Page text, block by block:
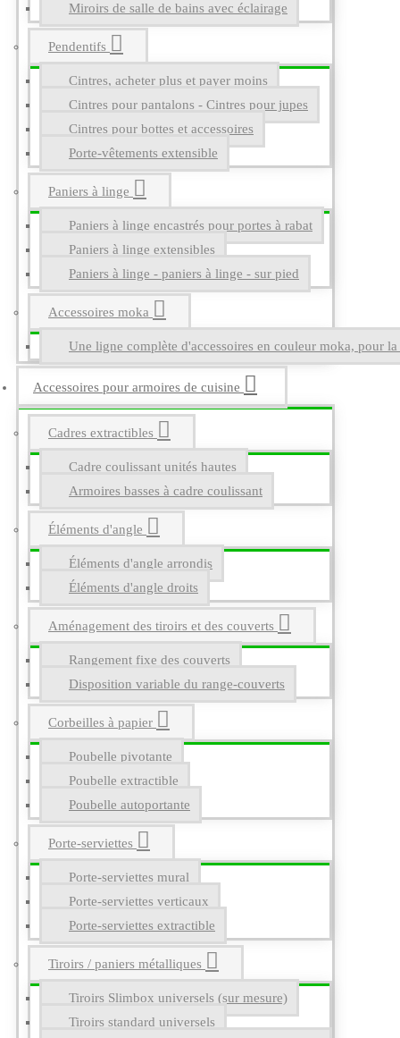
Miroirs de salle de bains avec éclairage
Pendentifs
Cintres, acheter plus et payer moins
Cintres pour pantalons - Cintres pour jupes
Cintres pour bottes et accessoires
Porte-vêtements extensible
Paniers à linge
Paniers à linge encastrés pour portes à rabat
Paniers à linge extensibles
Paniers à linge - paniers à linge - sur pied
Accessoires moka
Une ligne complète d'accessoires en couleur moka, pour
Accessoires pour armoires de cuisine
Cadres extractibles
Cadre coulissant unités hautes
Armoires basses à cadre coulissant
Éléments d'angle
Éléments d'angle arrondis
Éléments d'angle droits
Aménagement des tiroirs et des couverts
Rangement fixe des couverts
Disposition variable du range-couverts
Corbeilles à papier
Poubelle pivotante
Poubelle extractible
Poubelle autoportante
Porte-serviettes
Porte-serviettes mural
Porte-serviettes verticaux
Porte-serviettes extractible
Tiroirs / paniers métalliques
Tiroirs Slimbox universels (sur mesure)
Tiroirs standard universels